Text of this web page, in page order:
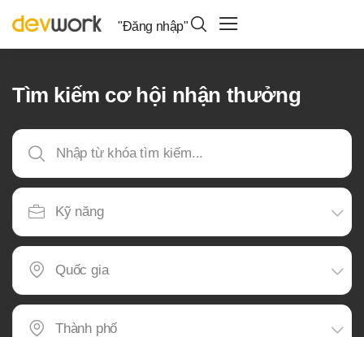
"Đăng nhập"
Tìm kiếm cơ hội nhận thưởng